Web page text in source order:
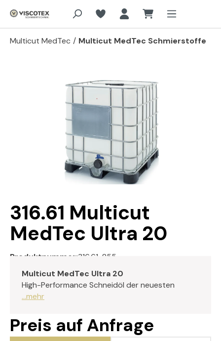
Zum Hauptinhalt springen
Multicut MedTec / Multicut MedTec Schmierstoffe
316.61 Multicut
MedTec Ultra 20
Produktnummer:316.61-855
Multicut MedTec Ultra 20
High-Performance Schneidöl der neuesten
...mehr
Preis auf Anfrage